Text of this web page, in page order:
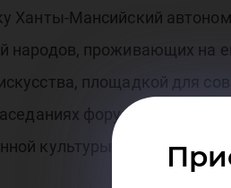
Ханты-Мансийский
народов, проживающих на
площадкой для
форума будут
культуры,